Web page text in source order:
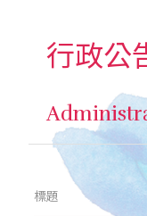
行政公
標題